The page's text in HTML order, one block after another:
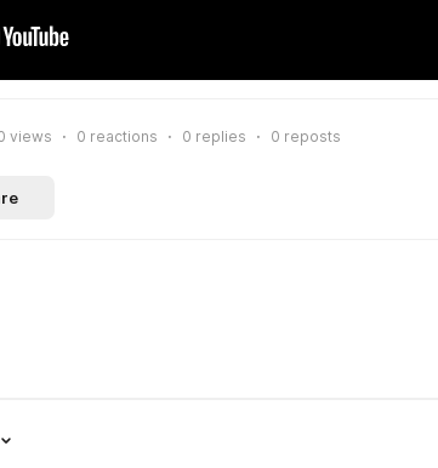
views 0 reactions 0 replies 0 reposts